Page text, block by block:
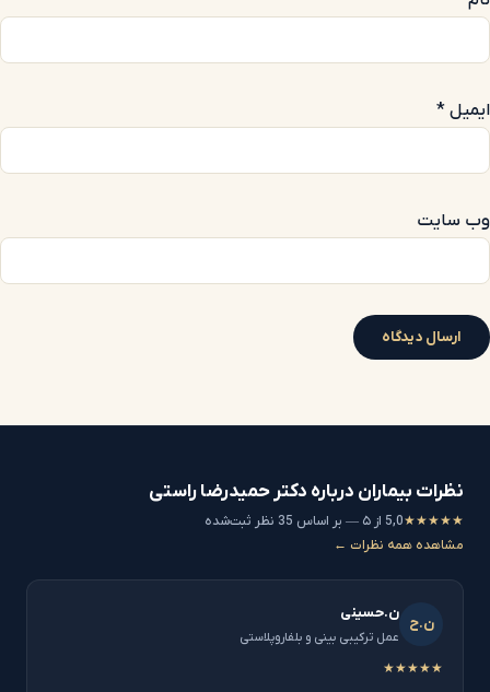
ایمیل *
وب‌ سایت
نظرات بیماران درباره دکتر حمیدرضا راستی
★★★★★5,0 از ۵ — بر اساس 35 نظر ثبت‌شده
مشاهده همه نظرات ←
ن.ح
ن.حسینی
عمل ترکیبی بینی و بلفاروپلاستی
★★★★★